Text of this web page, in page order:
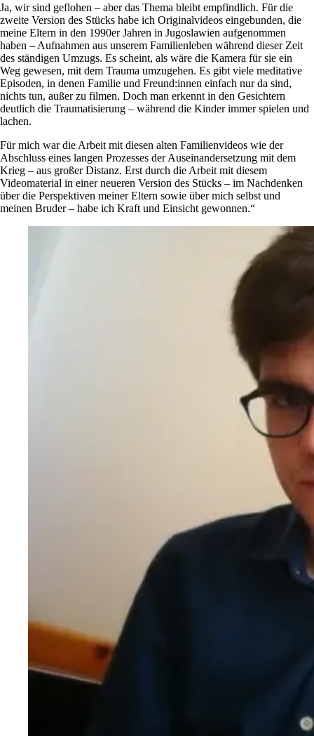
Ja, wir sind geflohen – aber das Thema bleibt empfindlich. Für die
zweite Version des Stücks habe ich Originalvideos eingebunden, die
meine Eltern in den 1990er Jahren in Jugoslawien aufgenommen
haben – Aufnahmen aus unserem Familienleben während dieser Zeit
des ständigen Umzugs. Es scheint, als wäre die Kamera für sie ein
Weg gewesen, mit dem Trauma umzugehen. Es gibt viele meditative
Episoden, in denen Familie und Freund:innen einfach nur da sind,
nichts tun, außer zu filmen. Doch man erkennt in den Gesichtern
deutlich die Traumatisierung – während die Kinder immer spielen und
lachen.
Für mich war die Arbeit mit diesen alten Familienvideos wie der
Abschluss eines langen Prozesses der Auseinandersetzung mit dem
Krieg – aus großer Distanz. Erst durch die Arbeit mit diesem
Videomaterial in einer neueren Version des Stücks – im Nachdenken
über die Perspektiven meiner Eltern sowie über mich selbst und
meinen Bruder – habe ich Kraft und Einsicht gewonnen.“